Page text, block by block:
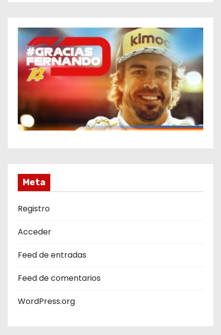
Meta
Registro
Acceder
Feed de entradas
Feed de comentarios
WordPress.org